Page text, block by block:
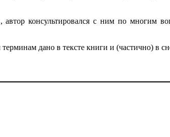
консультировался с ним по многим
дано в тексте книги и (частично) в